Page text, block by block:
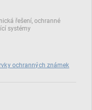
řešení, ochranné
systémy
ochranných známek